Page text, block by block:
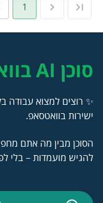
1
סוכן AI בוואטסאפ
✨ רוצים למצוא עבודה
ישירות בוואטסאפ.
הסוכן מבין מה אתם
להגיש מועמדות – בלי